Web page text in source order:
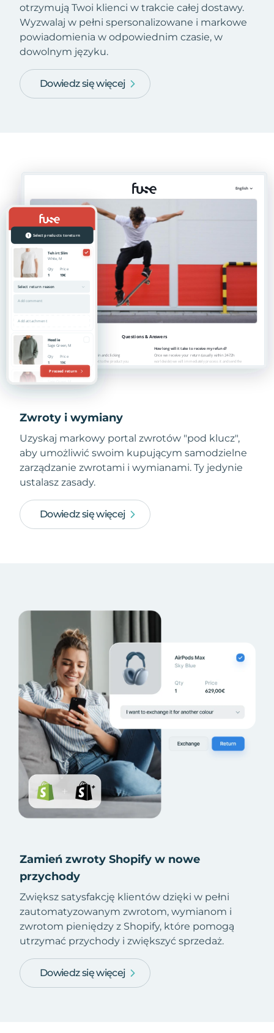
otrzymują Twoi klienci w trakcie całej dostawy.
Wyzwalaj w pełni spersonalizowane i markowe
powiadomienia w odpowiednim czasie, w
dowolnym języku.
Dowiedz się więcej
Zwroty i wymiany
Uzyskaj markowy portal zwrotów "pod klucz",
aby umożliwić swoim kupującym samodzielne
zarządzanie zwrotami i wymianami. Ty jedynie
ustalasz zasady.
Dowiedz się więcej
Zamień zwroty Shopify w nowe
przychody
Zwiększ satysfakcję klientów dzięki w pełni
zautomatyzowanym zwrotom, wymianom i
zwrotom pieniędzy z Shopify, które pomogą
utrzymać przychody i zwiększyć sprzedaż.
Dowiedz się więcej